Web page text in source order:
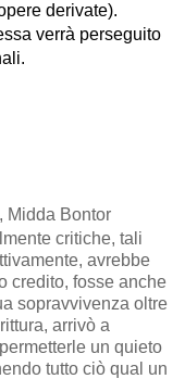
derivate).
verrà perseguito
Midda Bontor
critiche, tali
avrebbe
credito, fosse anche
sopravvivenza oltre
arrivò a
un quieto
tutto ciò qual un